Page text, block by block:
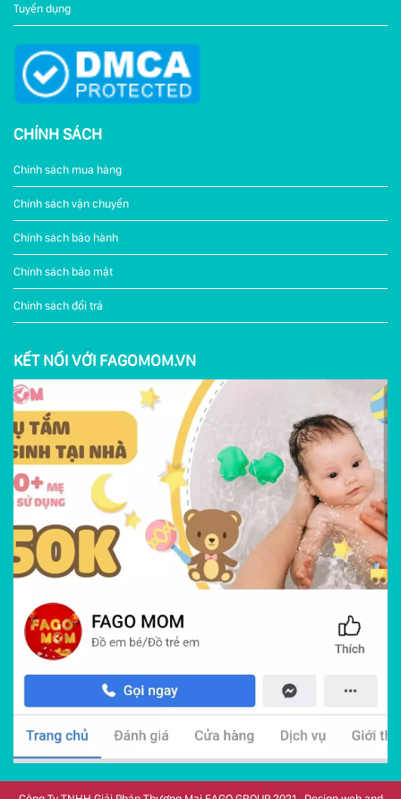
Tuyển dụng
CHÍNH SÁCH
Chính sách mua hàng
Chính sách vận chuyển
Chính sách bảo hành
Chính sách bảo mật
Chính sách đổi trả
KẾT NỐI VỚI FAGOMOM.VN